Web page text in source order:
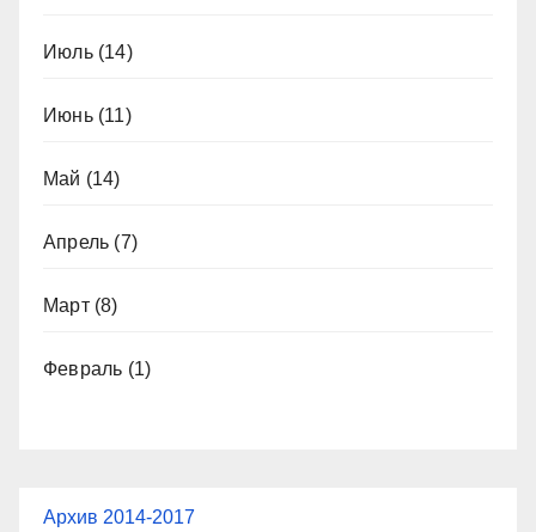
Июль(14)
Июнь(11)
Май (14)
Апрель (7)
Март(8)
Февраль (1)
Архив 2014-2017